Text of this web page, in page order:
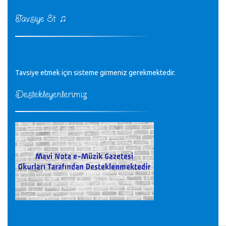
CÜNEYT BALKIZ - 15.11.2022
Tavsiye Et ♫
Tavsiye etmek için sisteme girmeniz gerekmektedir.
Destekleyenlerimiz